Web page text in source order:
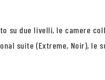
due livelli, le camere
suite (Extreme, Noir),